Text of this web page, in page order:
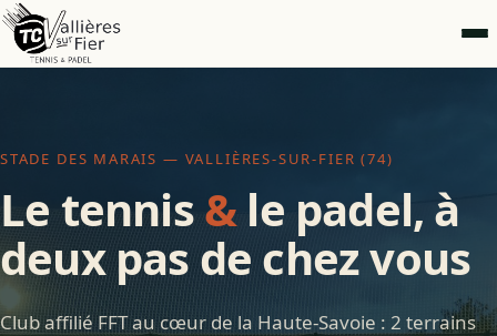
STADE DES MARAIS — VALLIÈRES-SUR-FIER (74)
Le tennis&le padel, à
deux pas de chez vous
Club affilié FFT au cœur de la Haute-Savoie : 2 terrains